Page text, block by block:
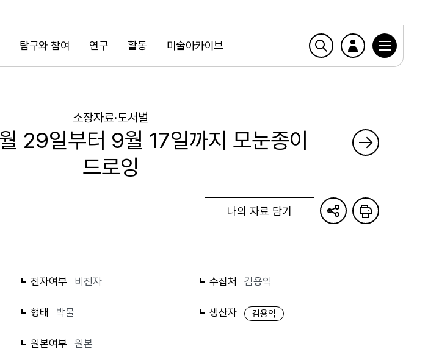
탐구와 참여 연구 활동 미술아카이브
검색
소장자료·도서별
29일부터 9월 17일까지 모눈종이
드로잉
나의 자료 담기
전자여부 비전자 수집처 김용익
형태 박물 생산자 김용익
원본여부 원본